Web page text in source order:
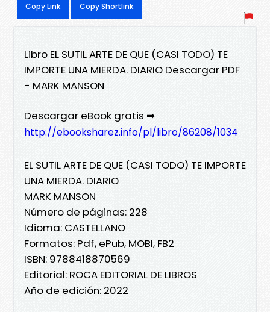
Copy Link Copy Shortlink
Libro EL SUTIL ARTE DE QUE (CASI TODO) TE
IMPORTE UNA MIERDA. DIARIO Descargar PDF
- MARK MANSON
Descargar eBook gratis ➡
http://ebooksharez.info/pl/libro/86208/1034
EL SUTIL ARTE DE QUE (CASI TODO) TE IMPORTE
UNA MIERDA. DIARIO
MARK MANSON
Número de páginas: 228
Idioma: CASTELLANO
Formatos: Pdf, ePub, MOBI, FB2
ISBN: 9788418870569
Editorial: ROCA EDITORIAL DE LIBROS
Año de edición: 2022